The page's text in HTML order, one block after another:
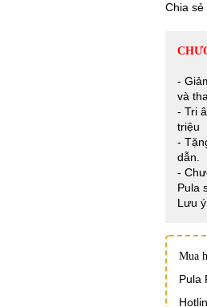
Chia sẻ
-
và
- Tri
triệu
-
dẫn.
-
Pula
Lưu
Mua
Pula